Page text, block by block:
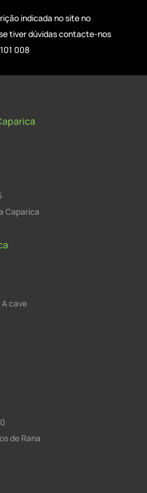
indicada no site no
tiver dúvidas contacte-nos
008
Caparica
A cave
de Rana